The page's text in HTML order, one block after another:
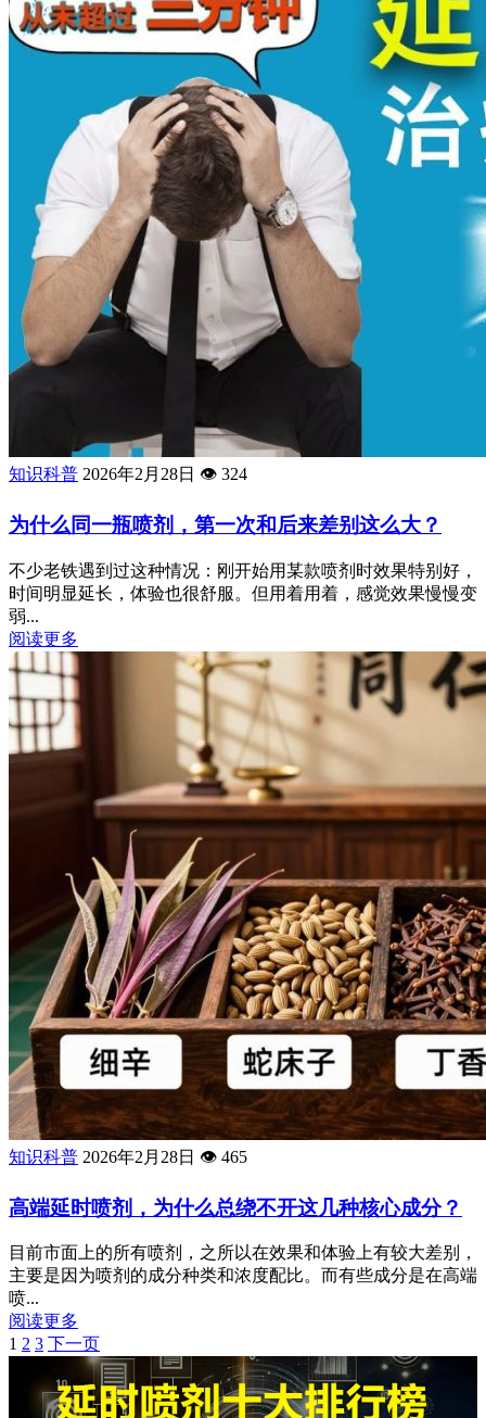
知识科普 2026年2月28日 👁️ 324
为什么同一瓶喷剂，第一次和后来差别这么大？
不少老铁遇到过这种情况：刚开始用某款喷剂时效果特别好，
时间明显延长，体验也很舒服。但用着用着，感觉效果慢慢变
弱...
阅读更多
知识科普 2026年2月28日 👁️ 465
高端延时喷剂，为什么总绕不开这几种核心成分？
目前市面上的所有喷剂，之所以在效果和体验上有较大差别，
主要是因为喷剂的成分种类和浓度配比。而有些成分是在高端
喷...
阅读更多
1 2 3 下一页